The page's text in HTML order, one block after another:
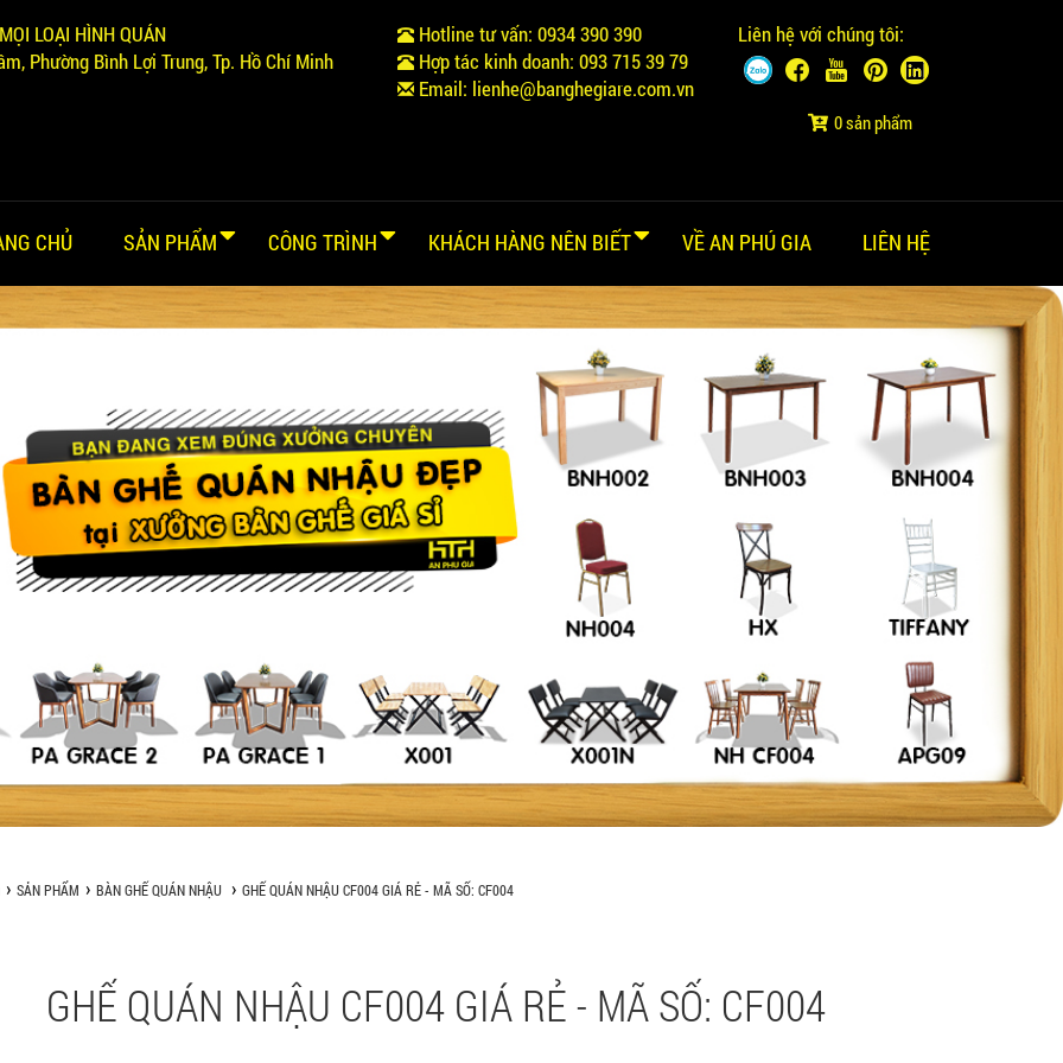
LOẠI HÌNH QUÁN
Phường Bình Lợi Trung, Tp. Hồ Chí Minh
Hotline tư vấn: 0934 390 390
Hợp tác kinh doanh: 093 715 39 79
Email: lienhe@banghegiare.com.vn
Liên hệ với chúng tôi:
0 sản phẩm
CHỦ SẢN PHẨM CÔNG TRÌNH KHÁCH HÀNG NÊN BIẾT VỀ AN PHÚ GIA LIÊN HỆ
SẢN PHẨM BÀN GHẾ QUÁN NHẬU GHẾ QUÁN NHẬU CF004 GIÁ RẺ - MÃ SỐ: CF004
GHẾ QUÁN NHẬU CF004 GIÁ RẺ - MÃ SỐ: CF004